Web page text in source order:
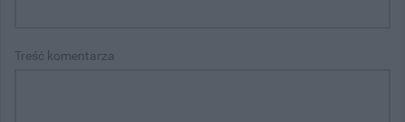
Treść komentarza